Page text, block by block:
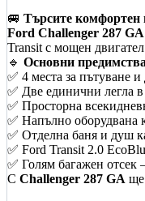
🚐 Търсите комфортен
Ford Challenger 287 GA
Transit с мощен
🔹 Основни
✅ 4 места за пътуване
✅ Две единични легла в
✅ Просторна
✅ Напълно оборудвана
✅ Отделна баня и душ
✅ Ford Transit 2.0
✅ Голям багажен отсек
С Challenger 287 GA ще